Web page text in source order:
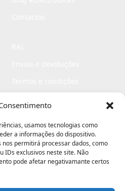
usamos tecnologias como
a informações do dispositivo.
permitirá processar dados, como
IDs exclusivos neste site. Não
pode afetar negativamante certos
Livro de elogios